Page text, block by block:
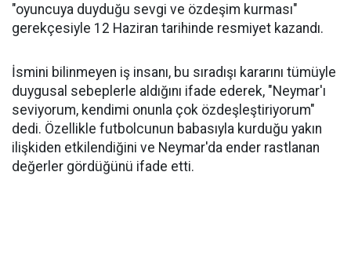
"oyuncuya duyduğu sevgi ve özdeşim kurması"
gerekçesiyle 12 Haziran tarihinde resmiyet kazandı.
İsmini bilinmeyen iş insanı, bu sıradışı kararını tümüyle
duygusal sebeplerle aldığını ifade ederek, "Neymar'ı
seviyorum, kendimi onunla çok özdeşleştiriyorum"
dedi. Özellikle futbolcunun babasıyla kurduğu yakın
ilişkiden etkilendiğini ve Neymar'da ender rastlanan
değerler gördüğünü ifade etti.